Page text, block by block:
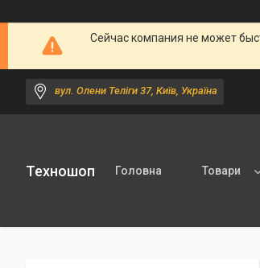
Сейчас компания не может
вул. Олени Теліги 37, Київ, Україна
Техношоп Головна Товари